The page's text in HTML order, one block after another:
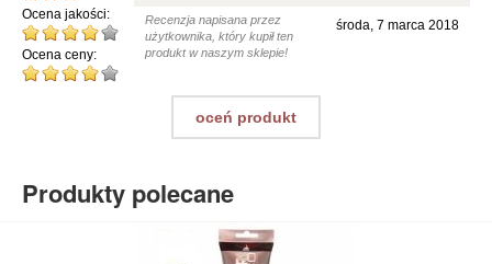
Ocena jakości:
Ocena ceny:
środa, 7 marca 2018
Recenzja napisana przez
użytkownika, który kupił ten
produkt w naszym sklepie!
oceń produkt
Produkty polecane